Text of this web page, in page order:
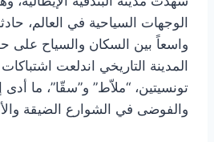
الوجهات السياحية في العالم،
واسعاً بين السكان والسياح
المدينة التاريخي اندلعت
تونسيتين، “ملاّط” و”سقّا”، ما
والفوضى في الشوارع الضيقة